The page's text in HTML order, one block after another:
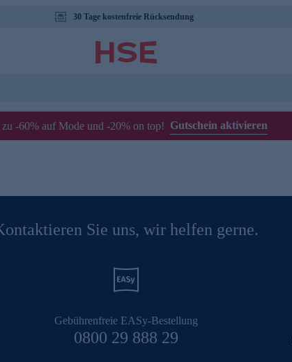
30 Tage kostenfreie Rücksendung
zu -60% auf Mode und -20% on top! Gutschein aktivieren
Sie uns, wir helfen gerne.
Gebührenfreie EASy-Bestellung
0800 29 888 29